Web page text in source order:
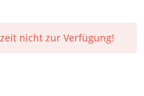
nicht zur Verfügung!